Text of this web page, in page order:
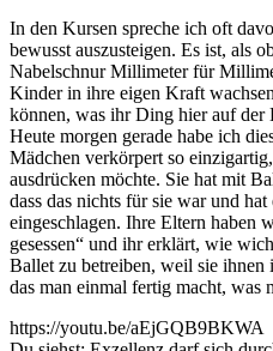
In den Kursen spreche ich oft
bewusst auszusteigen. Es ist, als
Nabelschnur Millimeter für
Kinder in ihre eigen Kraft
können, was ihr Ding hier auf der
Heute morgen gerade habe ich
Mädchen verkörpert so
ausdrücken möchte. Sie hat mit
dass das nichts für sie war und
eingeschlagen. Ihre Eltern haben
gesessen“ und ihr erklärt, wie
Ballet zu betreiben, weil sie ihnen
das man einmal fertig macht,
https://youtu.be/aEjGQB9BKWA